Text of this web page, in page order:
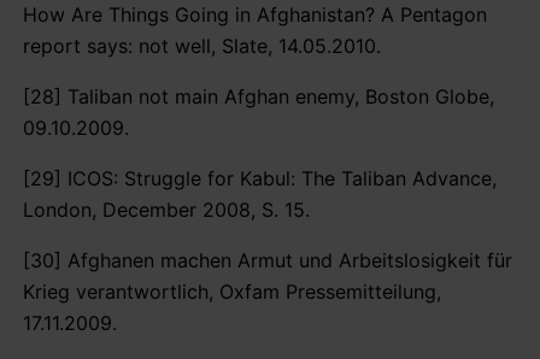
How Are Things Going in Afghanistan? A Pentagon
report says: not well, Slate, 14.05.2010.
[28] Taliban not main Afghan enemy, Boston Globe,
09.10.2009.
[29] ICOS: Struggle for Kabul: The Taliban Advance,
London, December 2008, S. 15.
[30] Afghanen machen Armut und Arbeitslosigkeit für
Krieg verantwortlich, Oxfam Pressemitteilung,
17.11.2009.